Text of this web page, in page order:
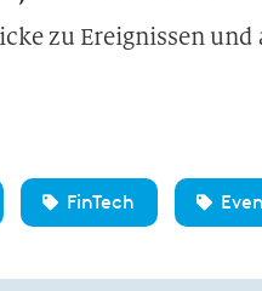
zu Ereignissen
FinTech